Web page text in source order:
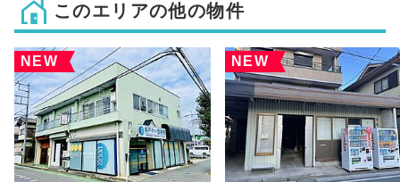
このエリアの他の物件
NEW NEW